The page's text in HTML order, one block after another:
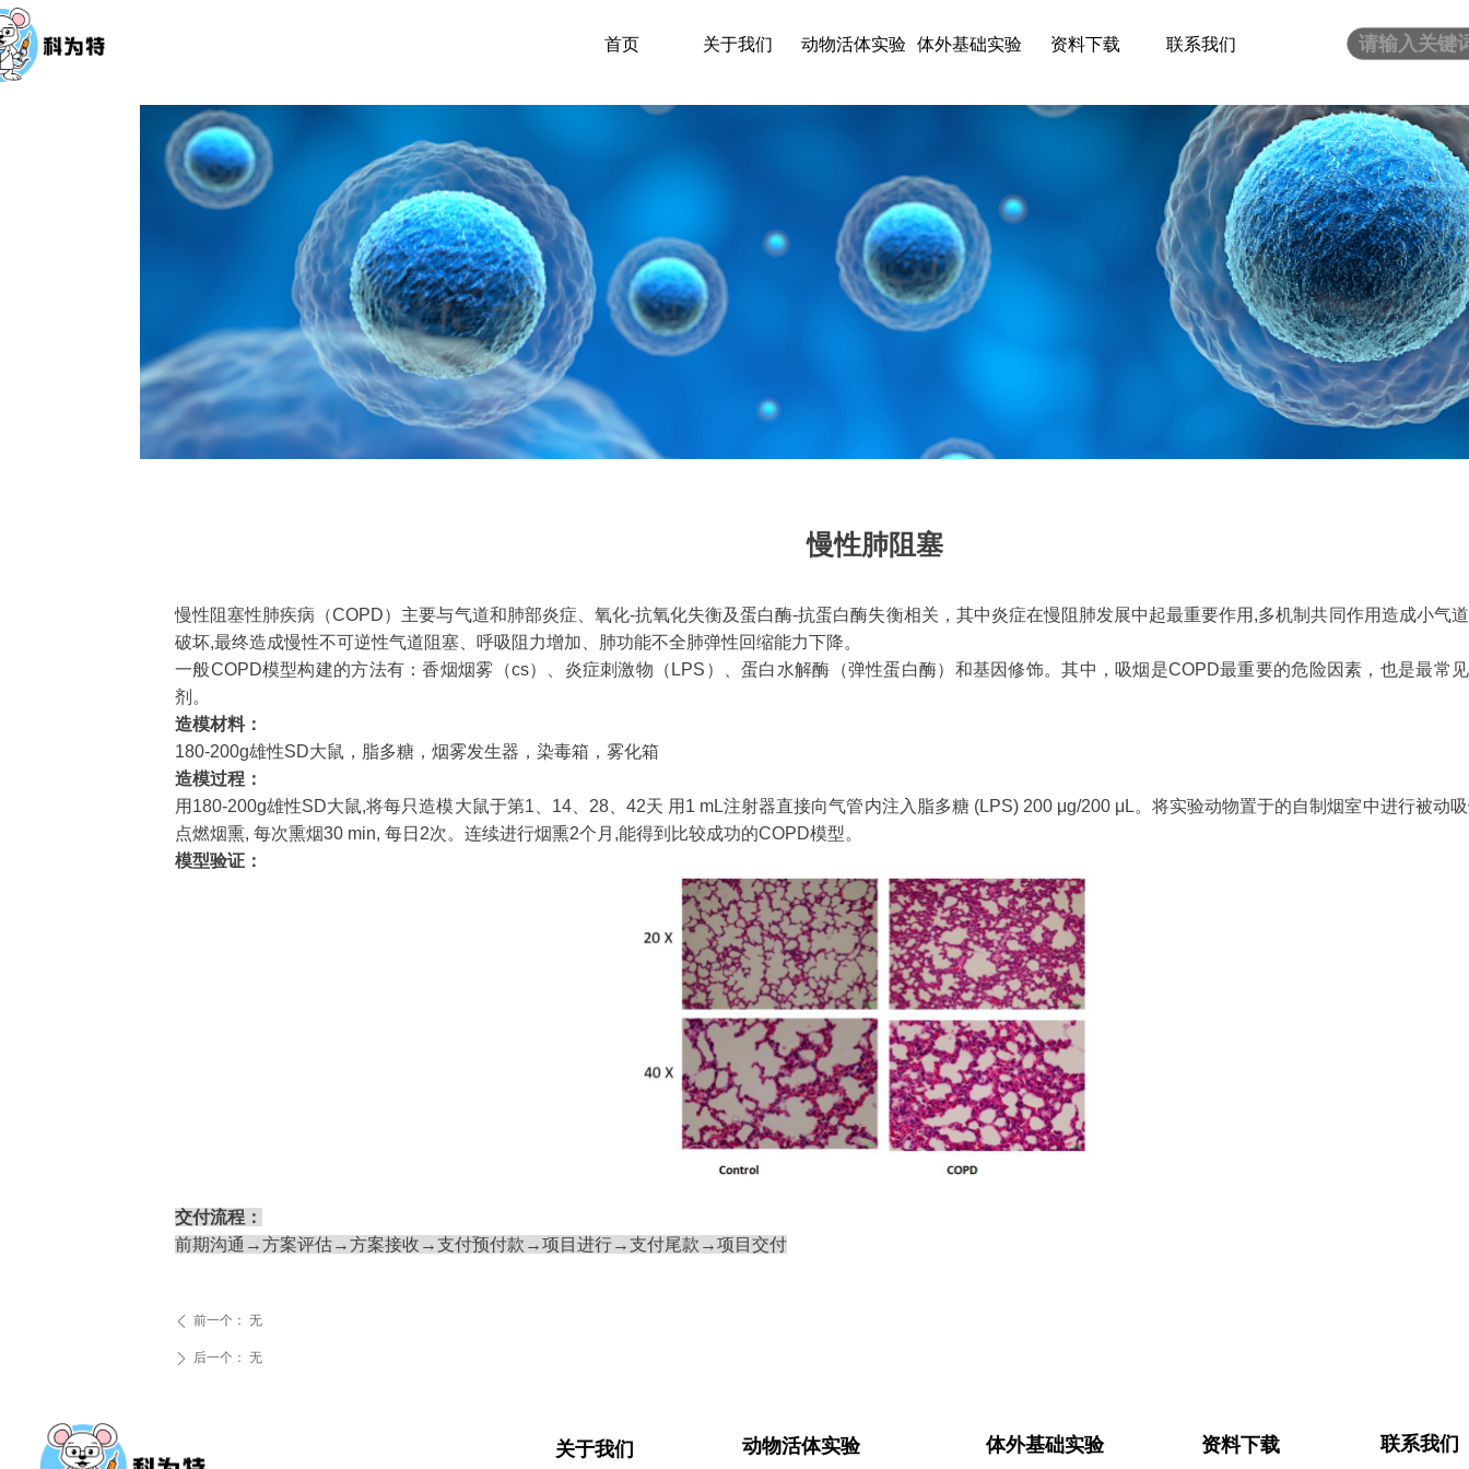
首页 关于我们 动物活体实验 体外基础实验 资料下载 联系我们
慢性肺阻塞
慢性阻塞性肺疾病（COPD）主要与气道和肺部炎症、氧化-抗氧化失衡及蛋白酶-抗蛋白酶失衡相关，其中炎症在慢阻肺发展中起最重要作用,多机制共同作用造成小气
破坏,最终造成慢性不可逆性气道阻塞、呼吸阻力增加、肺功能不全肺弹性回缩能力下降。
一般COPD模型构建的方法有：香烟烟雾（cs）、炎症刺激物（LPS）、蛋白水解酶（弹性蛋白酶）和基因修饰。其中，吸烟是COPD最重要的危险因素，也是最常
剂。
造模材料：
180-200g雄性SD大鼠，脂多糖，烟雾发生器，染毒箱，雾化箱
造模过程：
用180-200g雄性SD大鼠,将每只造模大鼠于第1、14、28、42天 用1 mL注射器直接向气管内注入脂多糖 (LPS) 200 μg/200 μL。将实验动物置于的自制烟室中进行被动
点燃烟熏, 每次熏烟30 min, 每日2次。连续进行烟熏2个月,能得到比较成功的COPD模型。
模型验证：
交付流程：
前期沟通→方案评估→方案接收→支付预付款→项目进行→支付尾款→项目交付
ꄴ 前一个： 无
ꄲ 后一个： 无
体外基础实验 联系我们
关于我们 动物活体实验 资料下载